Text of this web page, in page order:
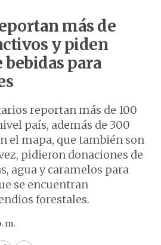
más de
y piden
bebidas para
reportan más de 100
país, además de 300
el mapa, que también son
pidieron donaciones de
agua y caramelos para
se encuentran
forestales.
m.